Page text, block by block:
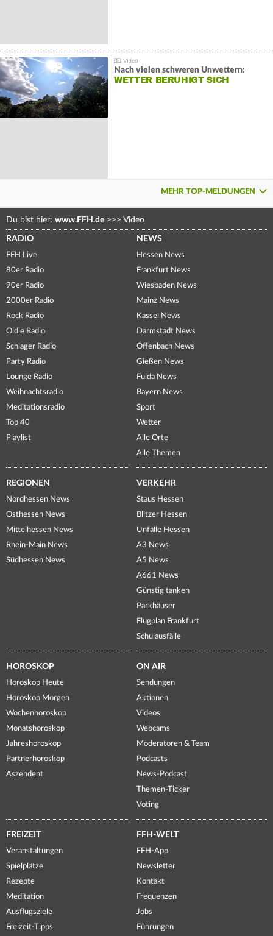
Nach vielen schweren Unwettern:
WETTER BERUHIGT SICH
MEHR TOP-MELDUNGEN
Du bist hier: www.FFH.de >>> Video
RADIO
FFH Live
80er Radio
90er Radio
2000er Radio
Rock Radio
Oldie Radio
Schlager Radio
Party Radio
Lounge Radio
Weihnachtsradio
Meditationsradio
Top 40
Playlist
NEWS
Hessen News
Frankfurt News
Wiesbaden News
Mainz News
Kassel News
Darmstadt News
Offenbach News
Gießen News
Fulda News
Bayern News
Sport
Wetter
Alle Orte
Alle Themen
REGIONEN
Nordhessen News
Osthessen News
Mittelhessen News
Rhein-Main News
Südhessen News
VERKEHR
Staus Hessen
Blitzer Hessen
Unfälle Hessen
A3 News
A5 News
A661 News
Günstig tanken
Parkhäuser
Flugplan Frankfurt
Schulausfälle
HOROSKOP
Horoskop Heute
Horoskop Morgen
Wochenhoroskop
Monatshoroskop
Jahreshoroskop
Partnerhoroskop
Aszendent
ON AIR
Sendungen
Aktionen
Videos
Webcams
Moderatoren & Team
Podcasts
News-Podcast
Themen-Ticker
Voting
FREIZEIT
Veranstaltungen
Spielplätze
Rezepte
Meditation
Ausflugsziele
Freizeit-Tipps
FFH-WELT
FFH-App
Newsletter
Kontakt
Frequenzen
Jobs
Führungen